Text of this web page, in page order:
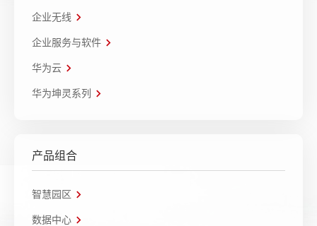
企业无线
企业服务与软件
华为云
华为坤灵系列
产品组合
智慧园区
数据中心